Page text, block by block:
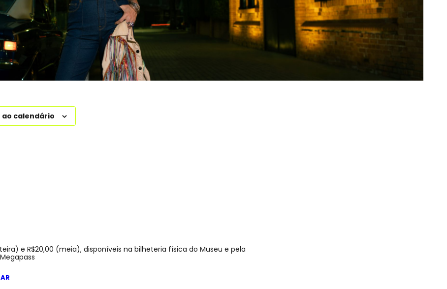
ao calendário
e R$20,00 (meia), disponíveis na bilheteria física do Museu e pela